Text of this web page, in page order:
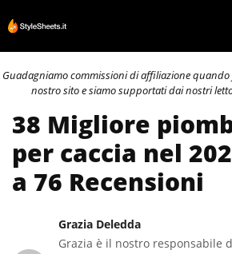
al
contenuto
Guadagniamo commissioni di affiliazione
nostro sito e siamo supportati dai nostri
38 Migliore
per caccia nel
a 76 Recensioni
Grazia Deledda
Grazia è il nostro responsabile